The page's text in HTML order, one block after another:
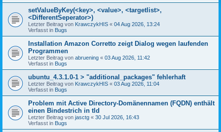
setValueByKey(<key>, <value>, <targetlist>,
<DifferentSeperator>)
Letzter Beitrag von KrawczykHIS « 04 Aug 2026, 13:24
Verfasst in Bugs
Installation Amazon Corretto zeigt Dialog wegen laufenden
Programmen
Letzter Beitrag von abruening « 03 Aug 2026, 11:42
Verfasst in Bugs
ubuntu_4.3.1.0-1 > "additional_packages" fehlerhaft
Letzter Beitrag von KrawczykHIS « 03 Aug 2026, 11:04
Verfasst in Bugs
Problem mit Active Directory-Domänennamen (FQDN) enthält
einen Bindestrich in tld
Letzter Beitrag von jasctg « 30 Jul 2026, 16:43
Verfasst in Bugs